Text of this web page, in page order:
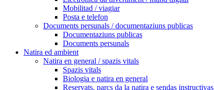
Mobilitad / viagiar
Posta e telefon
Documents persunals / documentaziuns publicas
Documentaziuns publicas
Documents persunals
Natira ed ambient
Natira en general / spazis vitals
Spazis vitals
Biologia e natira en general
Reservats, parcs da la natira e sendas instructivas